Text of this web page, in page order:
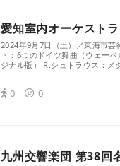
愛知室内オーケスト
2024年9月7日（土）／東海市
ト：6つのドイツ舞曲（ウェー
ジナル版） R.シュトラウス：メ
0｜ 0
九州交響楽団 第38回